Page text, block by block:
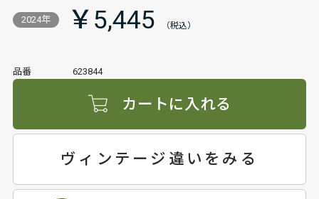
2024年 ￥5,445
品番 623844
カートに入れる
ヴィンテージ違いをみる